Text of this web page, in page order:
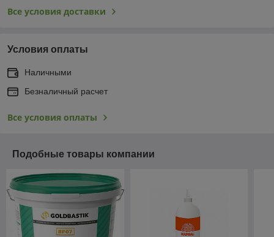
Все условия доставки
Условия оплаты
Наличными
Безналичный расчет
Все условия оплаты
Подобные товары компании